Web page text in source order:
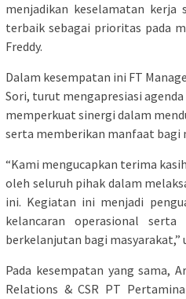
menjadikan keselamatan kerja
terbaik sebagai prioritas pada
Freddy.
Dalam kesempatan ini FT
Sori, turut mengapresiasi
memperkuat sinergi dalam
serta memberikan manfaat bagi
“Kami mengucapkan terima
oleh seluruh pihak dalam
ini. Kegiatan ini menjadi
kelancaran operasional
berkelanjutan bagi masyarakat,”
Pada kesempatan yang sama,
Relations & CSR PT